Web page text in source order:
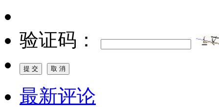
验证码：
最新评论